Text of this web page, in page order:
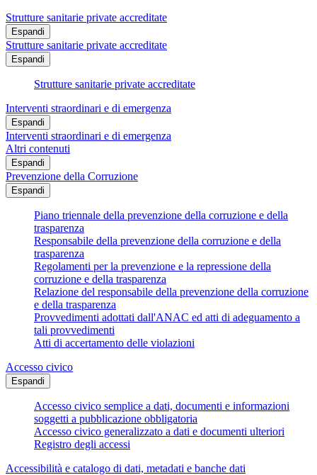
Strutture sanitarie private accreditate
Espandi
Strutture sanitarie private accreditate
Espandi
Strutture sanitarie private accreditate
Interventi straordinari e di emergenza
Espandi
Interventi straordinari e di emergenza
Altri contenuti
Espandi
Prevenzione della Corruzione
Espandi
Piano triennale della prevenzione della corruzione e della
trasparenza
Responsabile della prevenzione della corruzione e della
trasparenza
Regolamenti per la prevenzione e la repressione della
corruzione e della trasparenza
Relazione del responsabile della prevenzione della corruzione
e della trasparenza
Provvedimenti adottati dall'ANAC ed atti di adeguamento a
tali provvedimenti
Atti di accertamento delle violazioni
Accesso civico
Espandi
Accesso civico semplice a dati, documenti e informazioni
soggetti a pubblicazione obbligatoria
Accesso civico generalizzato a dati e documenti ulteriori
Registro degli accessi
Accessibilità e catalogo di dati, metadati e banche dati